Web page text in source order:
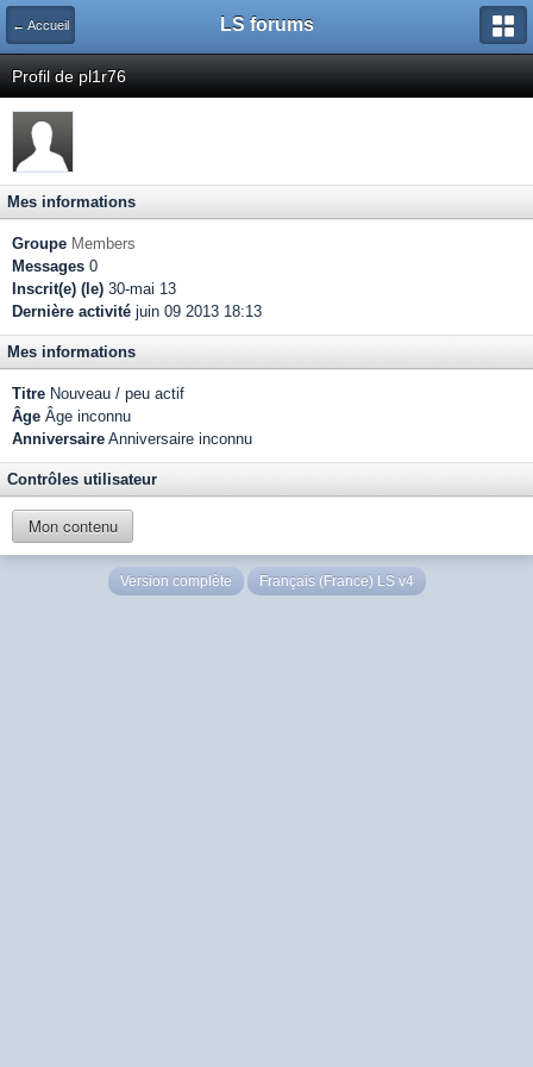
← Accueil LS forums
Profil de pl1r76
Mes informations
Groupe Members
Messages 0
Inscrit(e) (le) 30-mai 13
Dernière activité juin 09 2013 18:13
Mes informations
Titre Nouveau / peu actif
Âge Âge inconnu
Anniversaire Anniversaire inconnu
Contrôles utilisateur
Mon contenu
Version complète Français (France) LS v4